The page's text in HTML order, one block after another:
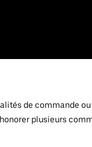
de commande
plusieurs